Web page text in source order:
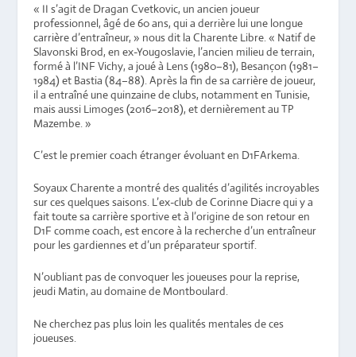
« II s’agit de Dragan Cvetkovic, un ancien joueur
professionnel, âgé de 60 ans, qui a derrière lui une longue
carrière d’entraîneur, » nous dit la Charente Libre. « Natif de
Slavonski Brod, en ex-Yougoslavie, l’ancien milieu de terrain,
formé à l’INF Vichy, a joué à Lens (1980–81), Besançon (1981–
1984) et Bastia (84–88). Après la fin de sa carrière de joueur,
il a entraîné une quinzaine de clubs, notamment en Tunisie,
mais aussi Limoges (2016–2018), et dernièrement au TP
Mazembe. »
C’est le premier coach étranger évoluant en D1FArkema.
Soyaux Charente a montré des qualités d’agilités incroyables
sur ces quelques saisons. L’ex-club de Corinne Diacre qui y a
fait toute sa carrière sportive et à l’origine de son retour en
D1F comme coach, est encore à la recherche d’un entraîneur
pour les gardiennes et d’un préparateur sportif.
N’oubliant pas de convoquer les joueuses pour la reprise,
jeudi Matin, au domaine de Montboulard.
Ne cherchez pas plus loin les qualités mentales de ces
joueuses.